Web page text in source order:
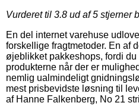
Vurderet til 3.8 ud af 5 stjerner
En del internet varehuse
forskellige fragtmetoder. En af
øjeblikket pakkeshops, fordi
produkterne når der er
nemlig ualmindeligt
mest prisbevidste løsning til
af Hanne Falkenberg, No 21